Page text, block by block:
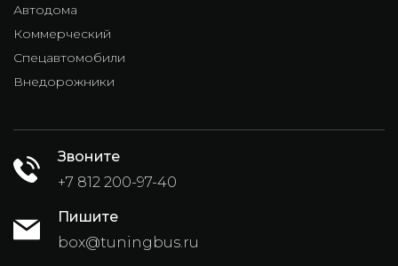
Автодома
Коммерческий
Спецавтомобили
Внедорожники
Звоните
+7 812 200-97-40
Пишите
box@tuningbus.ru